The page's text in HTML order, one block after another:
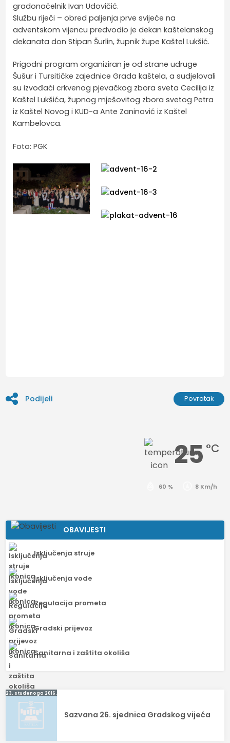
gradonačelnik Ivan Udovičić.
Službu riječi – obred paljenja prve svijeće na
adventskom vijencu predvodio je dekan kaštelanskog
dekanata don Stipan Šurlin, župnik župe Kaštel Lukšić.
Prigodni program organiziran je od strane udruge
Šušur i Tursitičke zajednice Grada kaštela, a sudjelovali
su izvođaći crkvenog pjevačkog zbora sveta Cecilija iz
Kaštel Lukšića, župnog mješovitog zbora svetog Petra
iz Kaštel Novog i KUD-a Ante Zaninović iz Kaštel
Kambelovca.
Foto: PGK
Podijeli Povratak
25 °C
60 % 8 Km/h
OBAVIJESTI
Isključenja struje
Isključenja vode
Regulacija prometa
Gradski prijevoz
Sanitarna i zaštita okoliša
Navigacija
objava
23. studenoga 2016.
Sazvana 26. sjednica Gradskog vijeća